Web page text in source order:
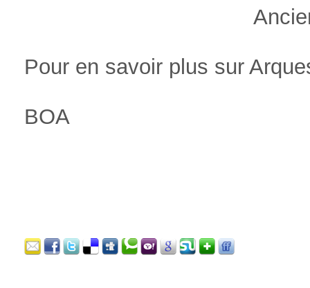
Ancien
Pour en savoir plus sur
BOA